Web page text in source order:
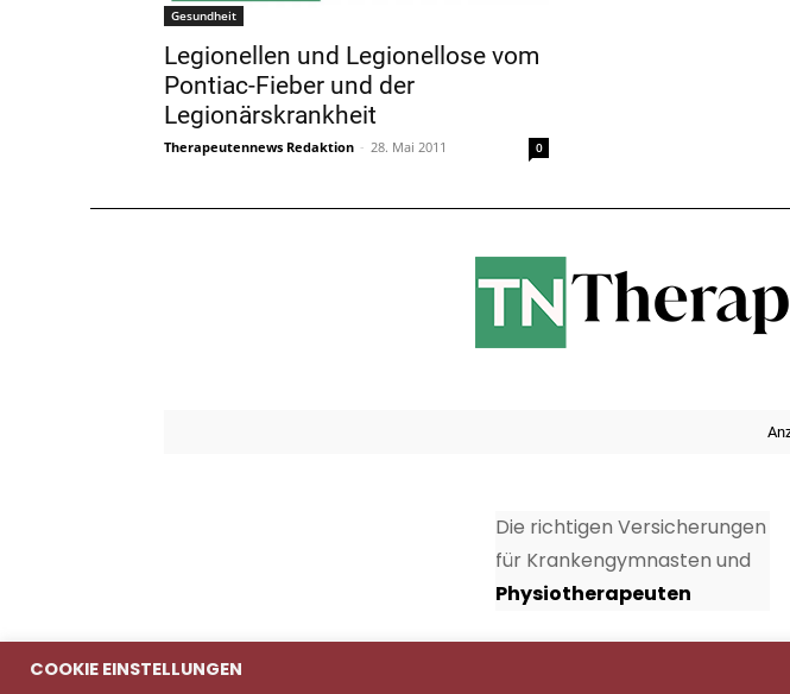
Gesundheit
Legionellen und Legionellose vom
Pontiac-Fieber und der
Legionärskrankheit
Therapeutennews Redaktion - 28. Mai 2011 0
Die richtigen Versicherungen
für Krankengymnasten und
Physiotherapeuten
COOKIE EINSTELLUNGEN